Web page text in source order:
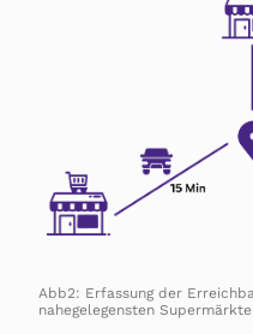
Abb2: Erfassung der
nahegelegensten